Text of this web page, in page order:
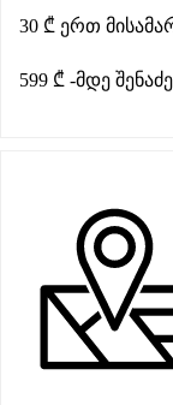
30 ₾ ერთ
599 ₾ -მდე